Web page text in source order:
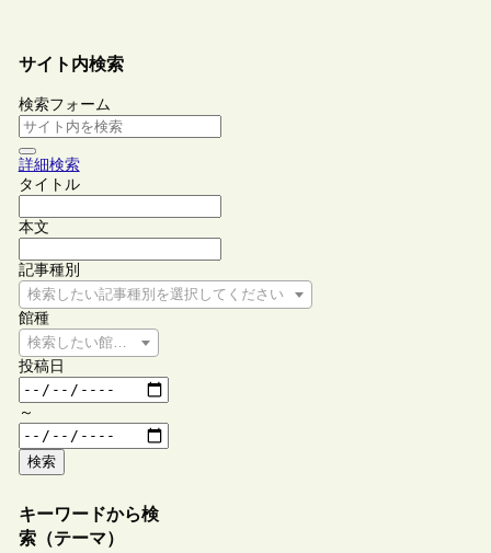
サイト内検索
検索フォーム
詳細検索
タイトル
本文
記事種別
検索したい記事種別を選択してください
館種
検索したい館種を選択してください
投稿日
～
検索
キーワードから検
索（テーマ）